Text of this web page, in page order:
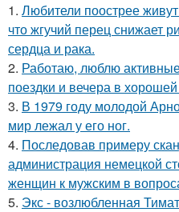
1. Любители поострее
что жгучий перец снижает
сердца и рака.
2. Работаю, люблю
поездки и вечера в
3. В 1979 году молодой
мир лежал у его ног.
4. Последовав примеру
администрация немецкой
женщин к мужским в
5. Экс - возлюбленная